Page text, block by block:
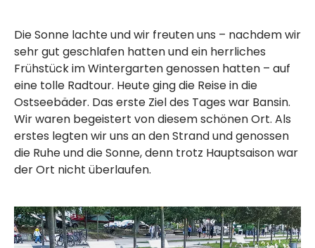
Die Sonne lachte und wir freuten uns – nachdem wir
sehr gut geschlafen hatten und ein herrliches
Frühstück im Wintergarten genossen hatten – auf
eine tolle Radtour. Heute ging die Reise in die
Ostseebäder. Das erste Ziel des Tages war Bansin.
Wir waren begeistert von diesem schönen Ort. Als
erstes legten wir uns an den Strand und genossen
die Ruhe und die Sonne, denn trotz Hauptsaison war
der Ort nicht überlaufen.